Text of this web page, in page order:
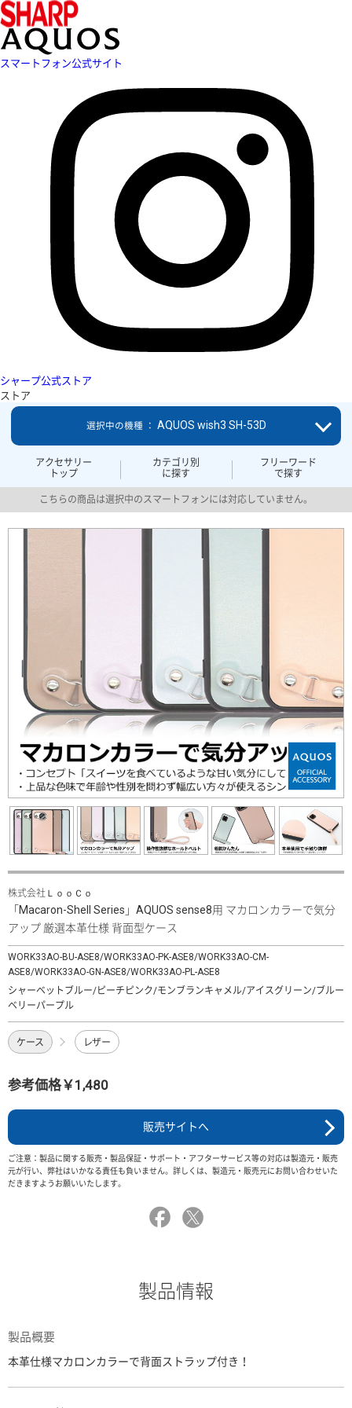
スマートフォン公式サイト
シャープ公式ストア
ストア
アクセサリー
トップ
カテゴリ別
に探す
フリーワード
で探す
選択中の機種 ： AQUOS wish3 SH-53D
こちらの商品は選択中のスマートフォンには対応していません。
株式会社ＬｏｏＣｏ
「Macaron-Shell Series」AQUOS sense8用 マカロンカラーで気分
アップ 厳選本革仕様 背面型ケース
WORK33AO-BU-ASE8/WORK33AO-PK-ASE8/WORK33AO-CM-
ASE8/WORK33AO-GN-ASE8/WORK33AO-PL-ASE8
シャーベットブルー/ピーチピンク/モンブランキャメル/アイスグリーン/ブルー
ベリーパープル
ケース レザー
参考価格￥1,480
販売サイトへ
ご注意：製品に関する販売・製品保証・サポート・アフターサービス等の対応は製造元・販売
元が行い、弊社はいかなる責任も負いません。詳しくは、製造元・販売元にお問い合わせいた
だきますようお願いいたします。
製品情報
製品概要
本革仕様マカロンカラーで背面ストラップ付き！